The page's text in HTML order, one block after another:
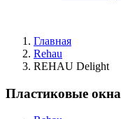
Главная
Rehau
REHAU Delight
Пластиковые окна